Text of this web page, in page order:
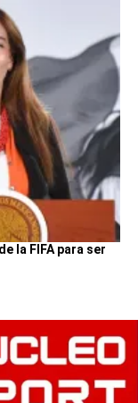
la FIFA para ser